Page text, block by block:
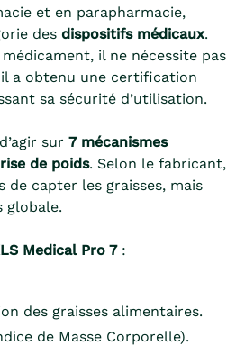
et en parapharmacie,
des dispositifs médicaux.
il ne nécessite pas
il a obtenu une certification
sa sécurité d’utilisation.
sur 7 mécanismes
de poids. Selon le fabricant,
de capter les graisses, mais
globale.
Medical Pro 7:
des graisses alimentaires.
de Masse Corporelle).